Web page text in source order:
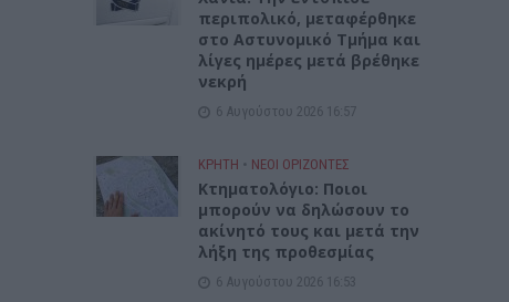
περιπολικό, μεταφέρθηκε
στο Αστυνομικό Τμήμα και
λίγες ημέρες μετά βρέθηκε
νεκρή
6 Αυγούστου 2026 16:57
ΚΡΗΤΗ • ΝΕΟΙ ΟΡΙΖΟΝΤΕΣ
Κτηματολόγιο: Ποιοι
μπορούν να δηλώσουν το
ακίνητό τους και μετά την
λήξη της προθεσμίας
6 Αυγούστου 2026 16:53